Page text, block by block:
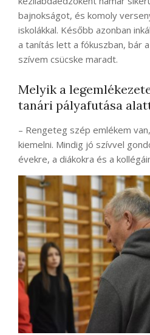
bajnokságot, és komoly
iskolákkal. Később azonban
a tanítás lett a fókuszban, bár
szívem csücske maradt.
Melyik a
tanári pályafutása
– Rengeteg szép emlékem
kiemelni. Mindig jó szívvel
évekre, a diákokra és a